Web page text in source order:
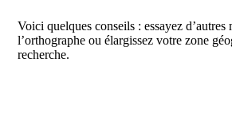
Voici quelques conseils : essayez
l’orthographe ou élargissez votre zone
recherche.